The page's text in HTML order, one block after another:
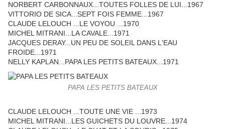
NORBERT CARBONNAUX...TOUTES FOLLES DE LUI...1967
VITTORIO DE SICA...SEPT FOIS FEMME...1967
CLAUDE LELOUCH ...LE VOYOU ...1970
MICHEL MITRANI...LA CAVALE...1971
JACQUES DERAY...UN PEU DE SOLEIL DANS L'EAU
FROIDE...1971
NELLY KAPLAN...PAPA LES PETITS BATEAUX...1971
PAPA LES PETITS BATEAUX
CLAUDE LELOUCH ...TOUTE UNE VIE ...1973
MICHEL MITRANI...LES GUICHETS DU LOUVRE...1974